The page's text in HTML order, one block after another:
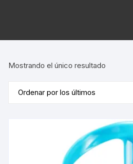
Mostrando el único resultado